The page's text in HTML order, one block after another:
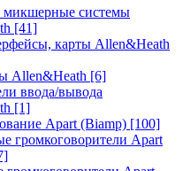
системы
[41]
карты Allen&Heath
Allen&Heath [6]
ввода/вывода
[1]
Apart (Biamp) [100]
громкоговорители Apart